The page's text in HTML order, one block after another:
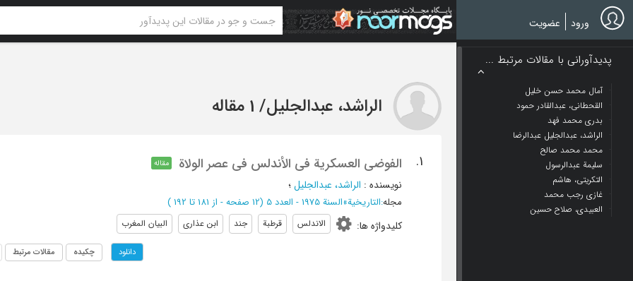
Skip
to
main
ورود عضویت
پدیدآورانی با مقالات مرتبط ...
آمال محمد حسن خلیل
القحطانی، عبدالقادر حمود
بدری محمد فهد
الراشد، عبدالجلیل عبدالرضا
محمد محمد صالح
سلیمة عبدالرسول
التکریتی، هاشم
غازی رجب محمد
العبیدی، صلاح حسین
الراشد، عبدالجلیل/ 1 مقاله
1. الفوضی العسکریة فی الأندلس فی عصر الولاة مقاله
نویسنده : الراشد، عبدالجلیل؛
مجله:التاریخیة»السنة 1975 - العدد 5 (‎12 صفحه - از 181 تا 192 )
کلیدواژه ها: الاندلس قرطبة جند ابن عذاری البیان المغرب
دانلود چکیده مقالات مرتبط